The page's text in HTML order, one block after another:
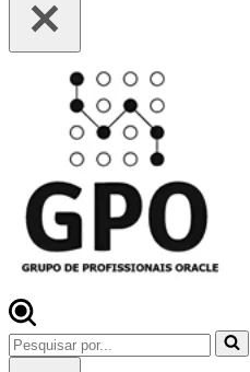
Pesquisar
por...